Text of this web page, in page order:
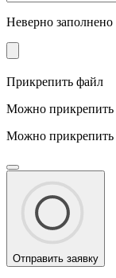
Неверно заполнено
Прикрепить файл
Можно
Можно
Отправить заявку